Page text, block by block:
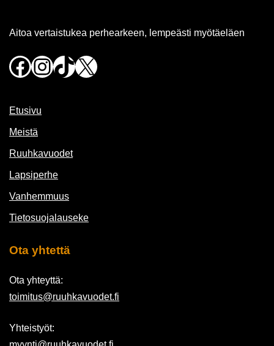
Aitoa vertaistukea perhearkeen, lempeästi myötäeläen
Facebook
Instagram
TikTok
X
Etusivu
Meistä
Ruuhkavuodet
Lapsiperhe
Vanhemmuus
Tietosuojalauseke
Ota yhtettä
Ota yhteyttä:
toimitus@ruuhkavuodet.fi
Yhteistyöt: